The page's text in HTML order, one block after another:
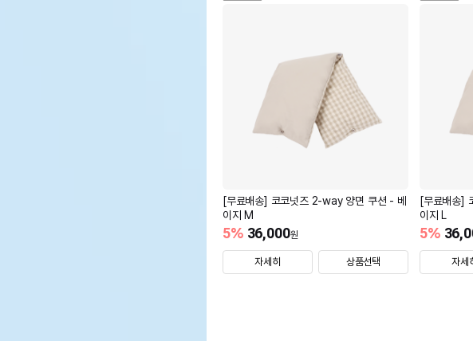
[무료배송] 코코넛즈 2-way 양면 쿠션 - 베
이지 M
36,000원
5%
자세히 상품선택
[무료배송]
이지 L
5%
자세